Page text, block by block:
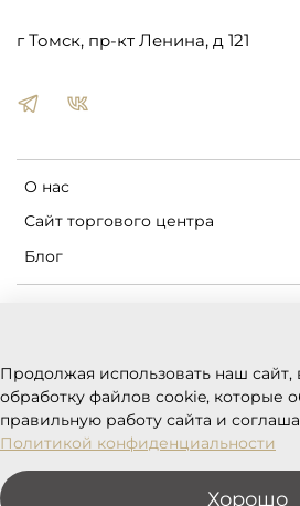
О нас
Сайт торгового центра
Блог
Условия обмена и возврата
Реквизиты
г Томск, пр-кт Ленина, д 121
Продолжая использовать наш сайт,
обработку файлов cookie, которые
правильную работу сайта и
Политикой конфиденциальности
Хорошо